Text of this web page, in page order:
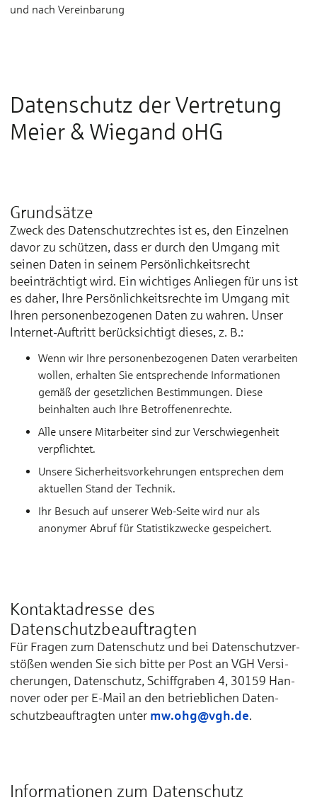
und nach Vereinbarung
Datenschutz der Vertretung
Meier & Wiegand oHG
Grundsätze
Zweck des Datenschutzrechtes ist es, den Einzelnen
davor zu schützen, dass er durch den Umgang mit
seinen Daten in seinem Persönlichkeitsrecht
beeinträchtigt wird. Ein wichtiges Anliegen für uns ist
es daher, Ihre Persönlichkeitsrechte im Umgang mit
Ihren personenbezogenen Daten zu wahren. Unser
Internet-Auftritt berücksichtigt dieses, z. B.:
Wenn wir Ihre personenbezogenen Daten verarbeiten
wollen, erhalten Sie entsprechende Informationen
gemäß der gesetzlichen Bestimmungen. Diese
beinhalten auch Ihre Betroffenenrechte.
Alle unsere Mitarbeiter sind zur Verschwiegenheit
verpflichtet.
Unsere Sicherheitsvorkehrungen entsprechen dem
aktuellen Stand der Technik.
Ihr Besuch auf unserer Web-Seite wird nur als
anonymer Abruf für Statistikzwecke gespeichert.
Kontaktadresse des
Datenschutzbeauftragten
Für Fra­gen zum Da­ten­schutz und bei Da­ten­schutz­ver­
stößen wen­den Sie sich bit­te per Post an VGH Ver­si­
che­run­gen, Da­ten­schutz, Schiff­gra­ben 4, 30159 Han­
no­ver oder per E-Mail an den be­trieb­li­chen Da­ten­
schutz­be­auf­trag­ten un­ter mw.ohg@vgh.de.
Informationen zum Datenschutz